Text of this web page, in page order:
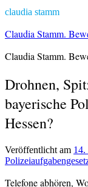
claudia stamm
Claudia Stamm.
Claudia Stamm.
Drohnen,
bayerische
Hessen?
Veröffentlicht am
Telefone abhören,